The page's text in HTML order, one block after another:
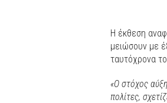
Η έκθεση
μειώσουν με
ταυτόχρονα
«Ο στόχος
πολίτες,